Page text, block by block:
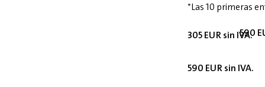
*Las 10 primeras
305 EUR sin IVA.
590 EUR sin IVA.
590